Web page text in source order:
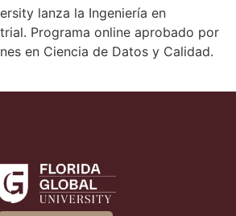
lanza la Ingeniería en
Programa online aprobado por
en Ciencia de Datos y Calidad.